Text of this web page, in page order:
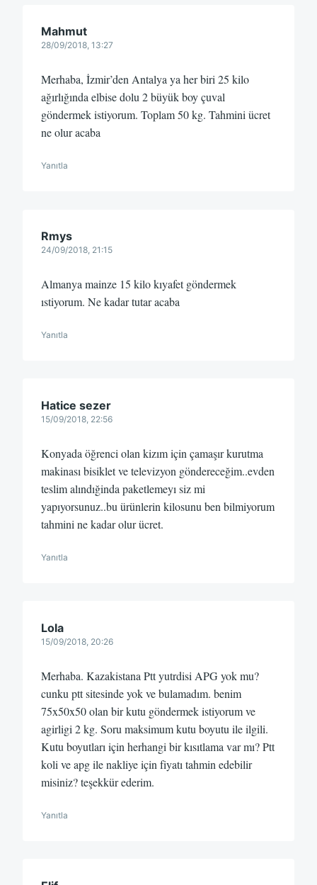
Mahmut
28/09/2018, 13:27
Merhaba, İzmir’den Antalya ya her biri 25 kilo
ağırlığında elbise dolu 2 büyük boy çuval
göndermek istiyorum. Toplam 50 kg. Tahmini ücret
ne olur acaba
Yanıtla
Rmys
24/09/2018, 21:15
Almanya mainze 15 kilo kıyafet göndermek
ıstiyorum. Ne kadar tutar acaba
Yanıtla
Hatice sezer
15/09/2018, 22:56
Konyada öğrenci olan kizım için çamaşır kurutma
makinası bisiklet ve televizyon göndereceğim..evden
teslim alındığinda paketlemeyı siz mi
yapıyorsunuz..bu ürünlerin kilosunu ben bilmiyorum
tahmini ne kadar olur ücret.
Yanıtla
Lola
15/09/2018, 20:26
Merhaba. Kazakistana Ptt yutrdisi APG yok mu?
cunku ptt sitesinde yok ve bulamadım. benim
75x50x50 olan bir kutu göndermek istiyorum ve
agirligi 2 kg. Soru maksimum kutu boyutu ile ilgili.
Kutu boyutları için herhangi bir kısıtlama var mı? Ptt
koli ve apg ile nakliye için fiyatı tahmin edebilir
misiniz? teşekkür ederim.
Yanıtla